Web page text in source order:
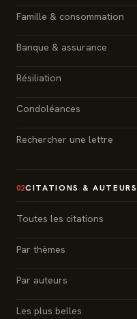
Famille & consommation
Banque & assurance
Résiliation
Condoléances
Rechercher une lettre
02CITATIONS & AUTEURS
Toutes les citations
Par thèmes
Par auteurs
Les plus belles